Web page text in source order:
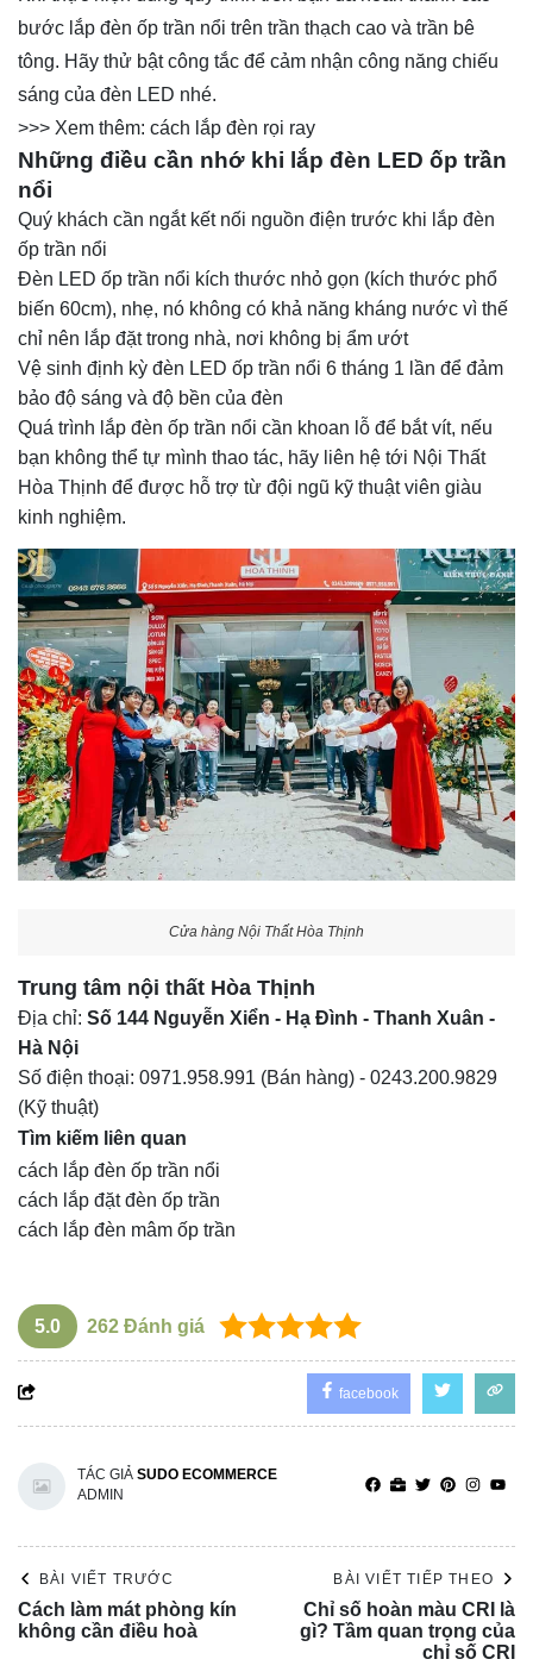
bước lắp đèn ốp trần nổi trên trần thạch cao và trần bê
tông. Hãy thử bật công tắc để cảm nhận công năng chiếu
sáng của đèn LED nhé.
>>> Xem thêm: cách lắp đèn rọi ray
Những điều cần nhớ khi lắp đèn LED ốp trần
nổi
Quý khách cần ngắt kết nối nguồn điện trước khi lắp đèn
ốp trần nổi
Đèn LED ốp trần nổi kích thước nhỏ gọn (kích thước phổ
biến 60cm), nhẹ, nó không có khả năng kháng nước vì thế
chỉ nên lắp đặt trong nhà, nơi không bị ẩm ướt
Vệ sinh định kỳ đèn LED ốp trần nổi 6 tháng 1 lần để đảm
bảo độ sáng và độ bền của đèn
Quá trình lắp đèn ốp trần nổi cần khoan lỗ để bắt vít, nếu
bạn không thể tự mình thao tác, hãy liên hệ tới Nội Thất
Hòa Thịnh để được hỗ trợ từ đội ngũ kỹ thuật viên giàu
kinh nghiệm.
Cửa hàng Nội Thất Hòa Thịnh
Trung tâm nội thất Hòa Thịnh
Địa chỉ: Số 144 Nguyễn Xiển - Hạ Đình - Thanh Xuân -
Hà Nội
Số điện thoại: 0971.958.991 (Bán hàng) - 0243.200.9829
(Kỹ thuật)
Tìm kiếm liên quan
cách lắp đèn ốp trần nổi
cách lắp đặt đèn ốp trần
cách lắp đèn mâm ốp trần
5.0 262 Đánh giá
facebook
TÁC GIẢ SUDO ECOMMERCE
ADMIN
BÀI VIẾT TRƯỚC
Cách làm mát phòng kín
không cần điều hoà
BÀI VIẾT TIẾP THEO
Chỉ số hoàn màu CRI là
gì? Tầm quan trọng của
chỉ số CRI